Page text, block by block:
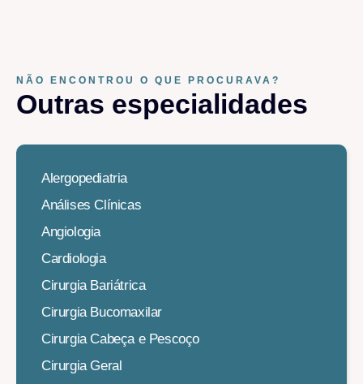
NÃO ENCONTROU O QUE PROCURAVA?
Outras especialidades​
Alergopediatria
Análises Clínicas
Angiologia
Cardiologia
Cirurgia Bariátrica
Cirurgia Bucomaxilar
Cirurgia Cabeça e Pescoço
Cirurgia Geral